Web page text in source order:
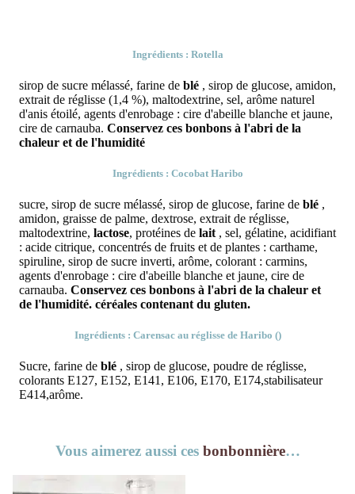
Ingrédients : Rotella
sirop de sucre mélassé, farine de blé , sirop de glucose, amidon,
extrait de réglisse (1,4 %), maltodextrine, sel, arôme naturel
d'anis étoilé, agents d'enrobage : cire d'abeille blanche et jaune,
cire de carnauba. Conservez ces bonbons à l'abri de la
chaleur et de l'humidité
Ingrédients : Cocobat Haribo
sucre, sirop de sucre mélassé, sirop de glucose, farine de blé ,
amidon, graisse de palme, dextrose, extrait de réglisse,
maltodextrine, lactose, protéines de lait , sel, gélatine, acidifiant
: acide citrique, concentrés de fruits et de plantes : carthame,
spiruline, sirop de sucre inverti, arôme, colorant : carmins,
agents d'enrobage : cire d'abeille blanche et jaune, cire de
carnauba. Conservez ces bonbons à l'abri de la chaleur et
de l'humidité. céréales contenant du gluten.
Ingrédients : Carensac au réglisse de Haribo ()
Sucre, farine de blé , sirop de glucose, poudre de réglisse,
colorants E127, E152, E141, E106, E170, E174,stabilisateur
E414,arôme.
Vous aimerez aussi ces bonbonnière…